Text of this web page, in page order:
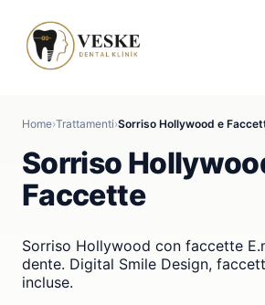
Home›Trattamenti›Sorriso Hollywood e
Sorriso
Faccette
Sorriso Hollywood con faccette
dente. Digital Smile Design,
incluse.